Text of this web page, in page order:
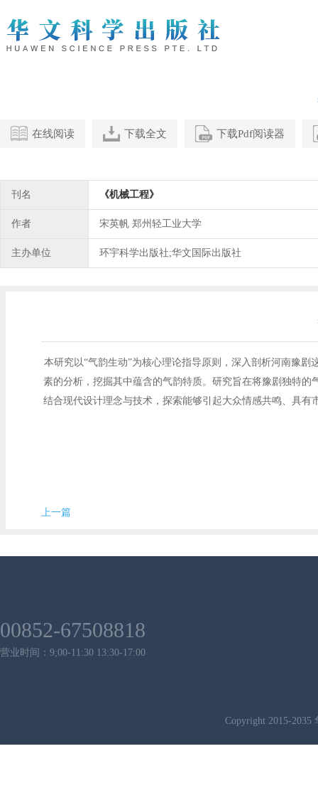
在线阅读 下载全文 下载Pdf阅读器
刊名 《机械工程》
作者 宋英帆 郑州轻工业大学
主办单位 环宇科学出版社;华文国际出版社
本研究以“气韵生动”为核心理论指导原则，深入剖析河南豫
素的分析，挖掘其中蕴含的气韵特质。研究旨在将豫剧独特
结合现代设计理念与技术，探索能够引起大众情感共鸣、具
上一篇
00852-67508818
营业时间：9;00-11:30 13:30-17:00
Copyright 2015-